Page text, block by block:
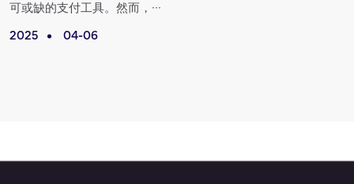
可或缺的支付工具。然而，···
2025 04-06